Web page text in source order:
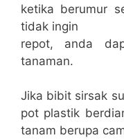
ketika berumur
tidak ingin
repot, anda
tanaman.
Jika bibit sirsak
pot plastik
tanam berupa